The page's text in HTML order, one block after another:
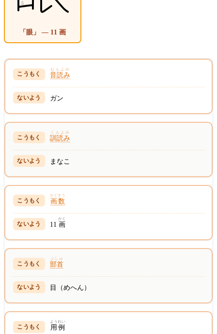
「眼」 — 11 画
音読み
おんよみ
ガン
訓読み
くんよみ
まなこ
画数
かくすう
11 画
かく
部首
ぶしゅ
目（めへん）
用例
ようれい